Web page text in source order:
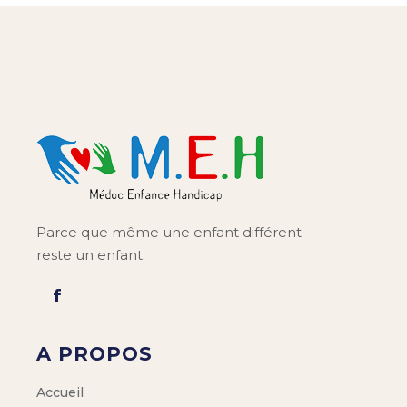
Parce que même une enfant différent
reste un enfant.
A PROPOS
Accueil